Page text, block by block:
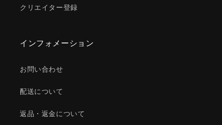
クリエイター登録
インフォメーション
お問い合わせ
配送について
返品・返金について